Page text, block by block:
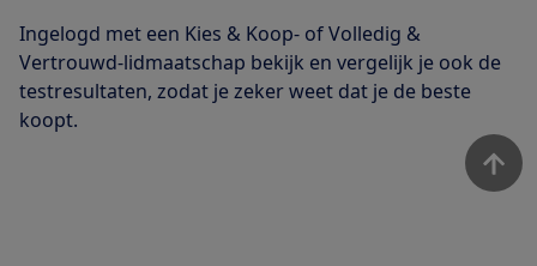
Ingelogd met een Kies & Koop- of Volledig &
Vertrouwd-lidmaatschap bekijk en vergelijk je ook de
testresultaten, zodat je zeker weet dat je de beste
koopt.